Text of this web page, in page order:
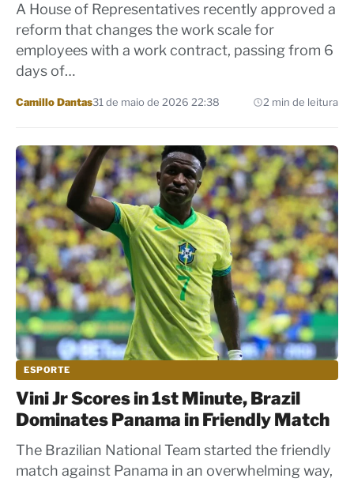
A House of Representatives recently approved a
reform that changes the work scale for
employees with a work contract, passing from 6
days of…
Por
Camillo Dantas31 de maio de 2026 22:38 2 min de leitura
ESPORTE
Vini Jr Scores in 1st Minute, Brazil
Dominates Panama in Friendly Match
The Brazilian National Team started the friendly
match against Panama in an overwhelming way,